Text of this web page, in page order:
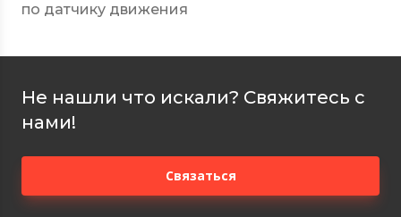
по датчику движения
Не нашли что искали? Свяжитесь с
нами!
Связаться